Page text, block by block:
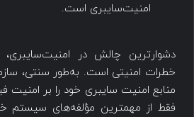
امنیت‌سایبری است.
دشوارترین چالش در
خطرات امنیتی است. به‌طور سنتی،
منابع امنیت سایبری خود را بر امنیت
فقط از مهمترین مؤلفه‌های سیستم